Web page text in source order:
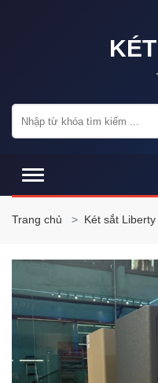
Trang chủ Két sắt Liberty